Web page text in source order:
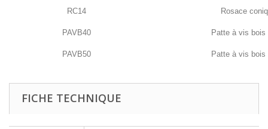
RC14 Rosace
PAVB40 Patte à vis bois
PAVB50 Patte à vis bois
FICHE TECHNIQUE